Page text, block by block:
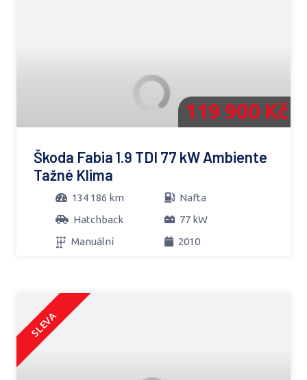
119 900 Kč
Škoda Fabia 1.9 TDI 77 kW Ambiente
Tažné Klima
134 186 km
Nafta
Hatchback
77 kW
Manuální
2010
SLEVA